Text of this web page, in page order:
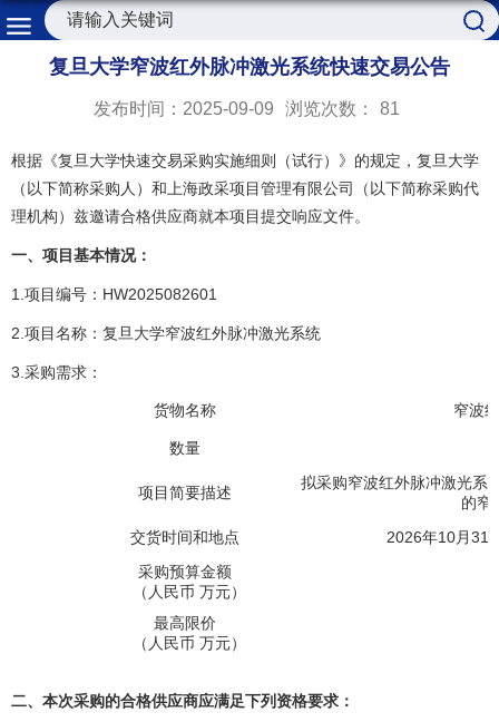
复旦大学窄波红外脉冲激光系统快速交易公告
发布时间：2025-09-09 浏览次数： 81
根据《复旦大学快速交易采购实施细则（试行）》的规定，复旦大学
（以下简称采购人）和上海政采项目管理有限公司（以下简称采购代
理机构）兹邀请合格供应商就本项目提交响应文件。
一、项目基本情况：
1. 项目编号： HW2025082601
2. 项目名称：复旦大学窄波红外脉冲激光系统
3. 采购需求：
货物名称 窄波
数量
项目简要描述
拟采购窄波红外脉冲激光系
的窄
交货时间和地点 2026年10月 31
采购预算金额
（人民币 万元）
最高限价
（人民币 万元）
二、本次采购的合格供应商应满足下列资格要求：